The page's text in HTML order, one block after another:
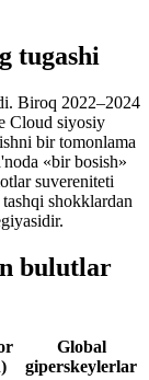
tugashi
Biroq 2022–2024
Cloud siyosiy
bir tomonlama
«bir bosish»
suvereniteti
shokklardan
bulutlar
Global
giperskeylerlar